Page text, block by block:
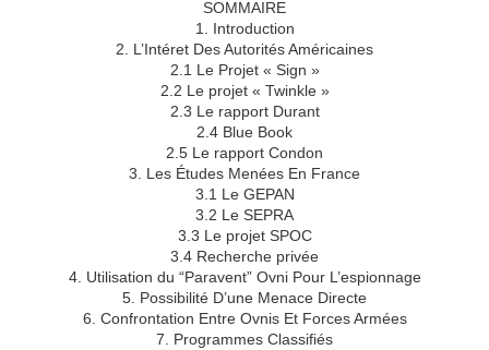
SOMMAIRE
1. Introduction
2. L’Intéret Des Autorités Américaines
2.1 Le Projet « Sign »
2.2 Le projet « Twinkle »
2.3 Le rapport Durant
2.4 Blue Book
2.5 Le rapport Condon
3. Les Études Menées En France
3.1 Le GEPAN
3.2 Le SEPRA
3.3 Le projet SPOC
3.4 Recherche privée
4. Utilisation du “Paravent” Ovni Pour L’espionnage
5. Possibilité D’une Menace Directe
6. Confrontation Entre Ovnis Et Forces Armées
7. Programmes Classifiés